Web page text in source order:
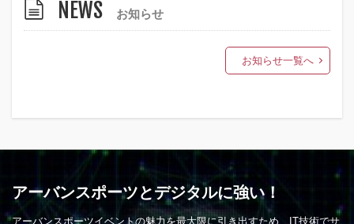
NEWS お知らせ
お知らせ一覧へ
アーバンスポーツとデジタルに強い！
アーバンスポーツイベントの魅力を最大限に引き出すため、IT技術でサ